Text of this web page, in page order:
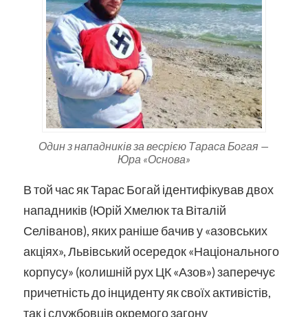
Один з нападників за весрією Тараса Богая —
Юра «Основа»
В той час як Тарас Богай ідентифікував двох
нападників (Юрій Хмелюк та Віталій
Селіванов), яких раніше бачив у «азовських
акціях», Львівський осередок «Національного
корпусу» (колишній рух ЦК «Азов») заперечує
причетність до інциденту як своїх активістів,
так і службовців окремого загону